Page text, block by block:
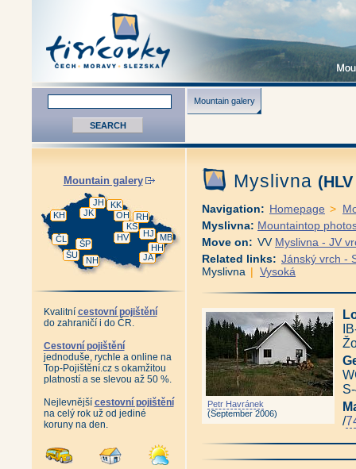
Mountain galery
Mountain galery
JA
HH
MB
HJ
HV
NH
KS
RH
ŠP
ŠU
OH
JK
KK
ČL
JH
KH
Kvalitní cestovní pojištění
do zahraničí i do ČR.
Cestovní pojištění
jednoduše, rychle a online na
Top-Pojištění.cz s okamžitou
platností a se slevou až 50 %.
Nejlevnější cestovní pojištění
na celý rok už od jediné
koruny na den.
Myslivna
Navigation: Homepage >
Myslivna: Mountaintop
Move on: VV Myslivna - JV
Related links: Jánský vrch -
Myslivna | Vysoká
Petr Havránek
(September 2006)
/